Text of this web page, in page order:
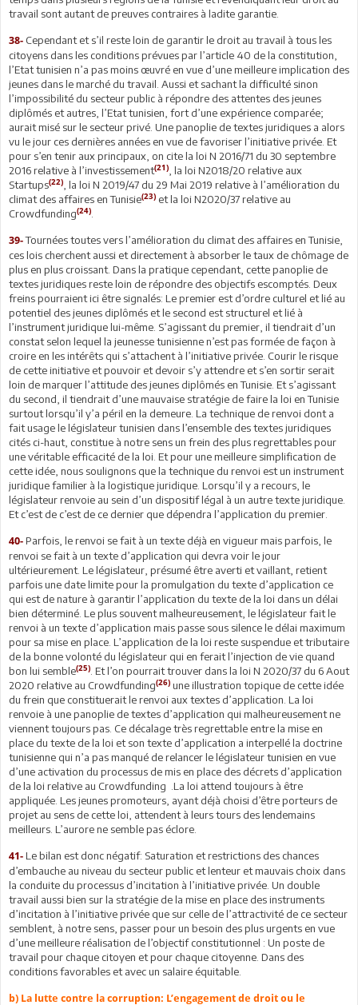
travail sont autant de preuves contraires à ladite garantie.
38- Cependant et s’il reste loin de garantir le droit au travail à tous les
citoyens dans les conditions prévues par l’article 40 de la constitution,
l’Etat tunisien n’a pas moins œuvré en vue d’une meilleure implication des
jeunes dans le marché du travail. Aussi et sachant la difficulté sinon
l’impossibilité du secteur public à répondre des attentes des jeunes
diplômés et autres, l’Etat tunisien, fort d’une expérience comparée;
aurait misé sur le secteur privé. Une panoplie de textes juridiques a alors
vu le jour ces dernières années en vue de favoriser l’initiative privée. Et
pour s’en tenir aux principaux, on cite la loi N 2016/71 du 30 septembre
2016 relative à l’investissement(21)
, la loi N2018/20 relative aux
Startups(22)
, la loi N 2019/47 du 29 Mai 2019 relative à l’amélioration du
climat des affaires en Tunisie(23) et la loi N2020/37 relative au
Crowdfunding(24)
39-Tournées toutes vers l’amélioration du climat des affaires en Tunisie,
ces lois cherchent aussi et directement à absorber le taux de chômage de
plus en plus croissant. Dans la pratique cependant, cette panoplie de
textes juridiques reste loin de répondre des objectifs escomptés. Deux
freins pourraient ici être signalés: Le premier est d’ordre culturel et lié au
potentiel des jeunes diplômés et le second est structurel et lié à
l’instrument juridique lui-même. S’agissant du premier, il tiendrait d’un
constat selon lequel la jeunesse tunisienne n’est pas formée de façon à
croire en les intérêts qui s’attachent à l’initiative privée. Courir le risque
de cette initiative et pouvoir et devoir s’y attendre et s’en sortir serait
loin de marquer l’attitude des jeunes diplômés en Tunisie. Et s’agissant
du second, il tiendrait d’une mauvaise stratégie de faire la loi en Tunisie
surtout lorsqu’il y’a péril en la demeure. La technique de renvoi dont a
fait usage le législateur tunisien dans l’ensemble des textes juridiques
cités ci-haut, constitue à notre sens un frein des plus regrettables pour
une véritable efficacité de la loi. Et pour une meilleure simplification de
cette idée, nous soulignons que la technique du renvoi est un instrument
juridique familier à la logistique juridique. Lorsqu’il y a recours, le
législateur renvoie au sein d’un dispositif légal à un autre texte juridique.
Et c’est de c’est de ce dernier que dépendra l’application du premier.
40- Parfois, le renvoi se fait à un texte déjà en vigueur mais parfois, le
renvoi se fait à un texte d’application qui devra voir le jour
ultérieurement. Le législateur, présumé être averti et vaillant, retient
parfois une date limite pour la promulgation du texte d’application ce
qui est de nature à garantir l’application du texte de la loi dans un délai
bien déterminé. Le plus souvent malheureusement, le législateur fait le
renvoi à un texte d’application mais passe sous silence le délai maximum
pour sa mise en place. L’application de la loi reste suspendue et tributaire
de la bonne volonté du législateur qui en ferait l’injection de vie quand
bon lui semble(25) . Et l’on pourrait trouver dans la loi N 2020/37 du 6 Aout
2020 relative au Crowdfunding(26) une illustration topique de cette idée
du frein que constituerait le renvoi aux textes d’application. La loi
renvoie à une panoplie de textes d’application qui malheureusement ne
viennent toujours pas. Ce décalage très regrettable entre la mise en
place du texte de la loi et son texte d’application a interpellé la doctrine
tunisienne qui n’a pas manqué de relancer le législateur tunisien en vue
d’une activation du processus de mis en place des décrets d’application
de la loi relative au Crowdfunding .La loi attend toujours à être
appliquée. Les jeunes promoteurs, ayant déjà choisi d’être porteurs de
projet au sens de cette loi, attendent à leurs tours des lendemains
meilleurs. L’aurore ne semble pas éclore.
41- Le bilan est donc négatif: Saturation et restrictions des chances
d’embauche au niveau du secteur public et lenteur et mauvais choix dans
la conduite du processus d’incitation à l’initiative privée. Un double
travail aussi bien sur la stratégie de la mise en place des instruments
d’incitation à l’initiative privée que sur celle de l’attractivité de ce secteur
semblent, à notre sens, passer pour un besoin des plus urgents en vue
d’une meilleure réalisation de l’objectif constitutionnel : Un poste de
travail pour chaque citoyen et pour chaque citoyenne. Dans des
conditions favorables et avec un salaire équitable.
b) La lutte contre la corruption: L’engagement de droit ou le